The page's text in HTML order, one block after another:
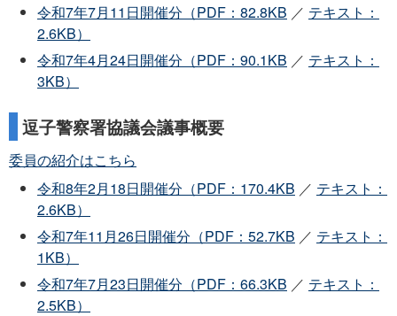
令和7年7月11日開催分（PDF：82.8KB ／ テキスト：
2.6KB）
令和7年4月24日開催分（PDF：90.1KB ／ テキスト：
3KB）
逗子警察署協議会議事概要
委員の紹介はこちら
令和8年2月18日開催分（PDF：170.4KB ／ テキスト：
2.6KB）
令和7年11月26日開催分（PDF：52.7KB ／ テキスト：
1KB）
令和7年7月23日開催分（PDF：66.3KB ／ テキスト：
2.5KB）